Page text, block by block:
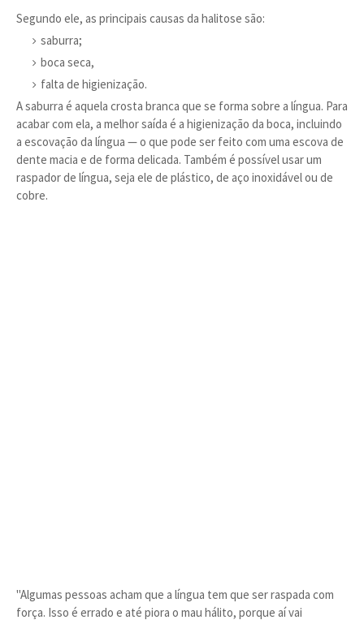
Segundo ele, as principais causas da halitose são:
saburra;
boca seca,
falta de higienização.
A saburra é aquela crosta branca que se forma sobre a língua. Para
acabar com ela, a melhor saída é a higienização da boca, incluindo
a escovação da língua — o que pode ser feito com uma escova de
dente macia e de forma delicada. Também é possível usar um
raspador de língua, seja ele de plástico, de aço inoxidável ou de
cobre.
"Algumas pessoas acham que a língua tem que ser raspada com
força. Isso é errado e até piora o mau hálito, porque aí vai